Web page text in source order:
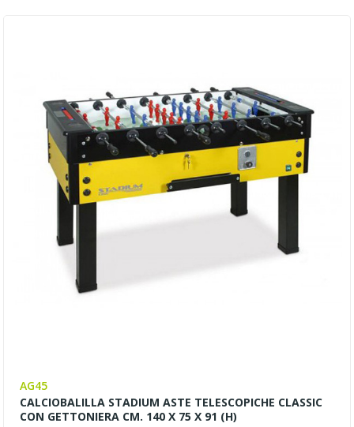
AG45
CALCIOBALILLA STADIUM ASTE TELESCOPICHE CLASSIC
CON GETTONIERA CM. 140 X 75 X 91 (H)